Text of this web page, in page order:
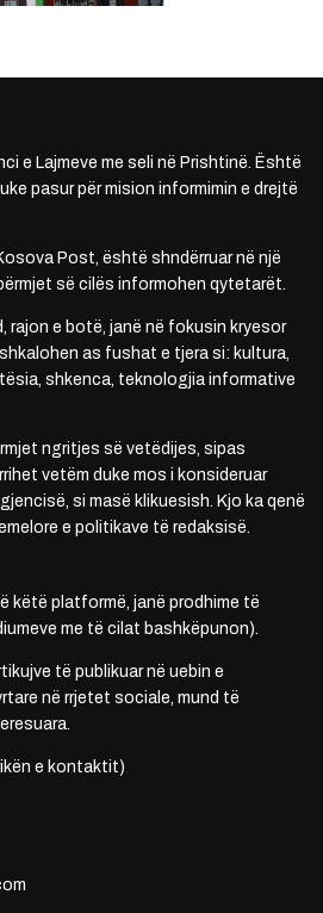
e Lajmeve me seli në Prishtinë. Është
pasur për mision informimin e drejtë
Post, është shndërruar në një
së cilës informohen qytetarët.
rajon e botë, janë në fokusin kryesor
as fushat e tjera si: kultura,
shkenca, teknologjia informative
ngritjes së vetëdijes, sipas
vetëm duke mos i konsideruar
si masë klikuesish. Kjo ka qenë
e politikave të redaksisë.
këtë platformë, janë prodhime të
me të cilat bashkëpunon).
të publikuar në uebin e
në rrjetet sociale, mund të
e kontaktit)